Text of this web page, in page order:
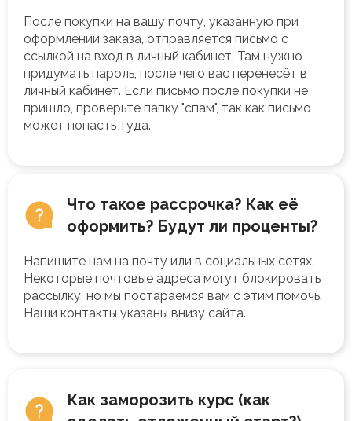
После покупки на вашу почту, указанную при
оформлении заказа, отправляется письмо с
ссылкой на вход в личный кабинет. Там нужно
придумать пароль, после чего вас перенесёт в
личный кабинет. Если письмо после покупки не
пришло, проверьте папку "спам", так как письмо
может попасть туда.
Что такое рассрочка? Как её
оформить? Будут ли проценты?
Напишите нам на почту или в социальных сетях.
Некоторые почтовые адреса могут блокировать
рассылку, но мы постараемся вам с этим помочь.
Наши контакты указаны внизу сайта.
Как заморозить курс (как